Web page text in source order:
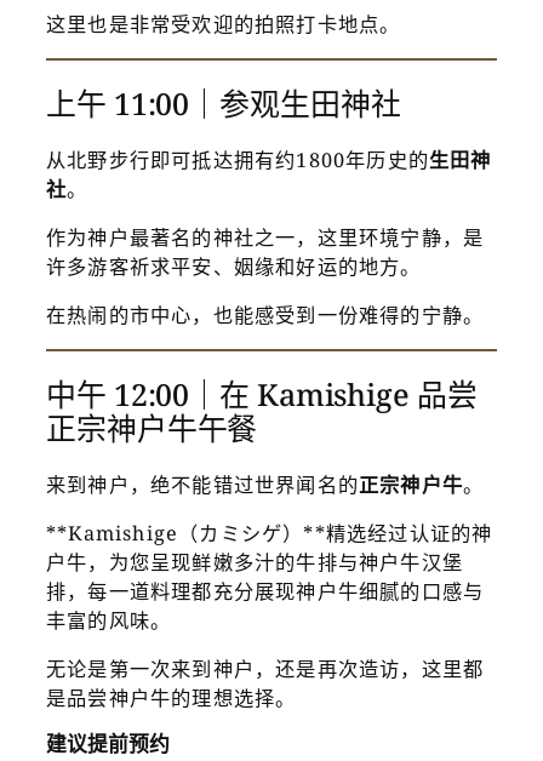
这里也是非常受欢迎的拍照打卡地点。
上午 11:00｜参观生田神社
从北野步行即可抵达拥有约1800年历史的生田神
社。
作为神户最著名的神社之一，这里环境宁静，是
许多游客祈求平安、姻缘和好运的地方。
在热闹的市中心，也能感受到一份难得的宁静。
中午 12:00｜在 Kamishige 品尝
正宗神户牛午餐
来到神户，绝不能错过世界闻名的正宗神户牛。
**Kamishige（カミシゲ）**精选经过认证的神
户牛，为您呈现鲜嫩多汁的牛排与神户牛汉堡
排，每一道料理都充分展现神户牛细腻的口感与
丰富的风味。
无论是第一次来到神户，还是再次造访，这里都
是品尝神户牛的理想选择。
建议提前预约